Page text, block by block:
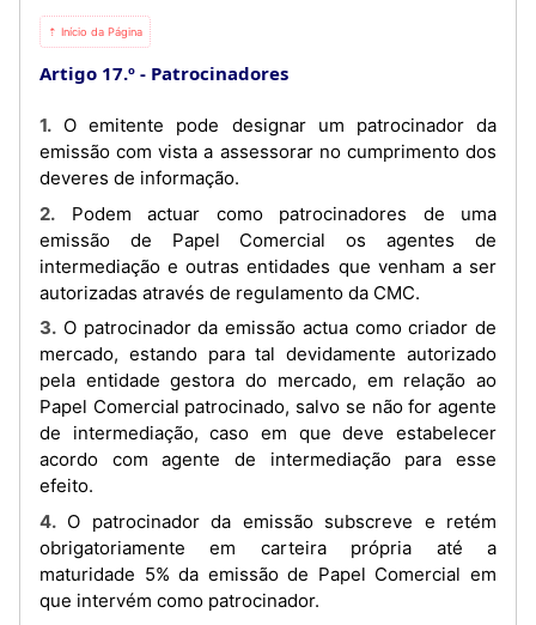
⇡ Início da Página
Artigo 17.º Patrocinadores
1. O emitente pode designar um patrocinador da
emissão com vista a assessorar no cumprimento dos
deveres de informação.
2. Podem actuar como patrocinadores de uma
emissão de Papel Comercial os agentes de
intermediação e outras entidades que venham a ser
autorizadas através de regulamento da CMC.
3. O patrocinador da emissão actua como criador de
mercado, estando para tal devidamente autorizado
pela entidade gestora do mercado, em relação ao
Papel Comercial patrocinado, salvo se não for agente
de intermediação, caso em que deve estabelecer
acordo com agente de intermediação para esse
efeito.
4. O patrocinador da emissão subscreve e retém
obrigatoriamente em carteira própria até a
maturidade 5% da emissão de Papel Comercial em
que intervém como patrocinador.